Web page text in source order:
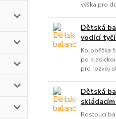
výška pro
Dětská
vodící
Koloběžka
po
pro rozvoj
Dětská
Rostoucí